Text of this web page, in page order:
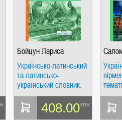
Бойцун Лариса
Українсько-латинський
та латинсько-
український словник.
Видавець Вадим
Карпенко408.00грн